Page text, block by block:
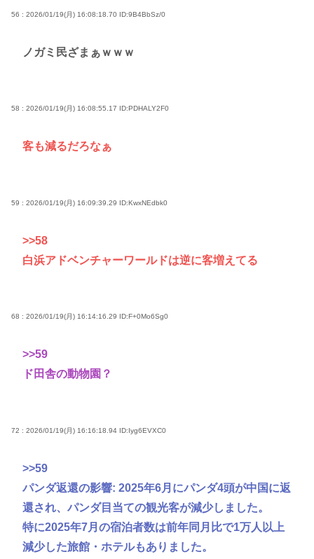
56 : 2026/01/19(月) 16:08:18.70 ID:9B4BbSz/0
ノガミ民ざまぁｗｗｗ
58 : 2026/01/19(月) 16:08:55.17 ID:PDHALY2F0
客も減るだろなぁ
59 : 2026/01/19(月) 16:09:39.29 ID:KwxNEdbk0
>>58
白浜アドベンチャーワールドは逆に客増えてる
68 : 2026/01/19(月) 16:14:16.29 ID:F+0Mo6Sg0
>>59
ド田舎の動物園？
72 : 2026/01/19(月) 16:16:18.94 ID:Iyg6EVXC0
>>59
パンダ返還の影響: 2025年6月にパンダ4頭が中国に返
還され、パンダ目当ての観光客が減少しました。
特に2025年7月の宿泊者数は前年同月比で1万人以上
減少した旅館・ホテルもありました。